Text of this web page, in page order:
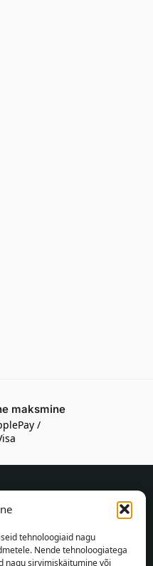
tehnoloogiaid nagu
Nende tehnoloogiatega
nagu sirvimiskäitumine või
maksmine
/